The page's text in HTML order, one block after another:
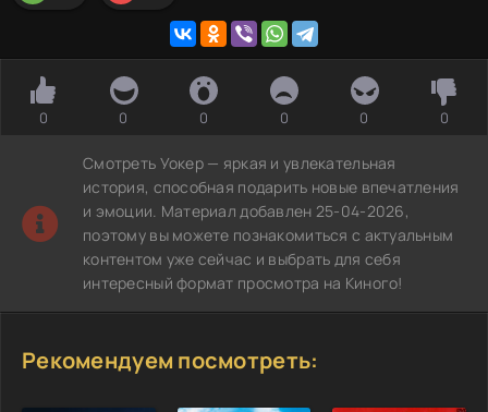
0 0 0 0 0 0
Смотреть Уокер — яркая и увлекательная
история, способная подарить новые впечатления
и эмоции. Материал добавлен 25-04-2026,
поэтому вы можете познакомиться с актуальным
контентом уже сейчас и выбрать для себя
интересный формат просмотра на Киного!
Рекомендуем посмотреть: